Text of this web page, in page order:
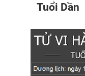
Tuổi Dần